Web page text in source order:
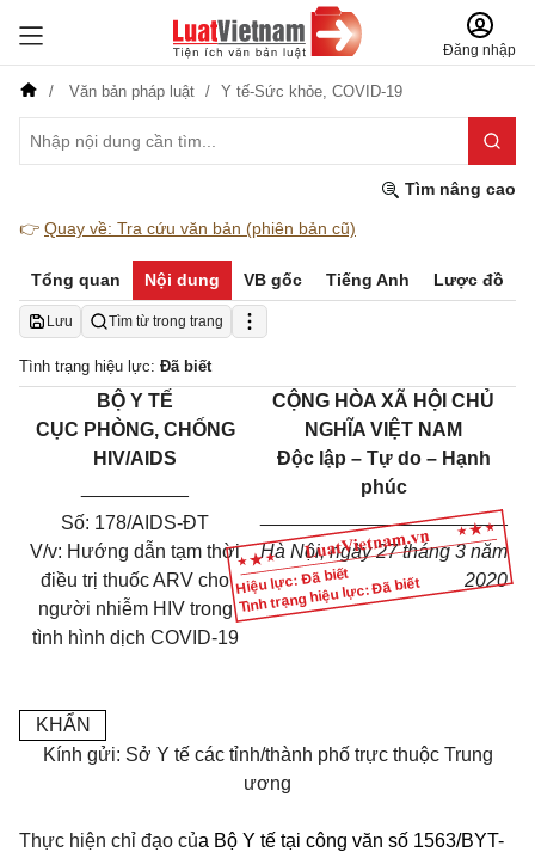
Đăng nhập
Văn bản pháp luật Y tế-Sức khỏe, COVID-19
Tìm nâng cao
👉 Quay về: Tra cứu văn bản (phiên bản cũ)
Tổng quan Nội dung VB gốc Tiếng Anh Lược đồ
Lưu Tìm từ trong trang
Tình trạng hiệu lực: Đã biết
Hiệu lực: Đã biết
Tình trạng hiệu lực: Đã biết
BỘ Y TẾ
CỤC PHÒNG, CHỐNG
HIV/AIDS
Số: 178/AIDS-ĐT
V/v: Hướng dẫn tạm thời
điều trị thuốc ARV cho
người nhiễm HIV trong
tình hình dịch COVID-19
CỘNG HÒA XÃ HỘI CHỦ
NGHĨA VIỆT NAM
Độc lập – Tự do – Hạnh
phúc
_______________________
Hà Nội, ngày 27 tháng 3 năm
2020
KHẨN
Kính gửi: Sở Y tế các tỉnh/thành phố trực thuộc Trung
ương
Thực hiện chỉ đạo của Bộ Y tế tại công văn số 1563/BYT-